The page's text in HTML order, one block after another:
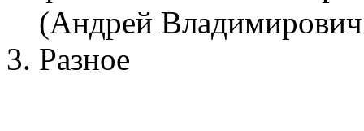
(Андрей
Разное